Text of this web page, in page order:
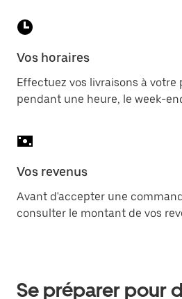
Vos horaires
Effectuez vos livraisons à votre
pendant une heure, le week-
Vos revenus
Avant d'accepter une
consulter le montant de vos
Se préparer pour